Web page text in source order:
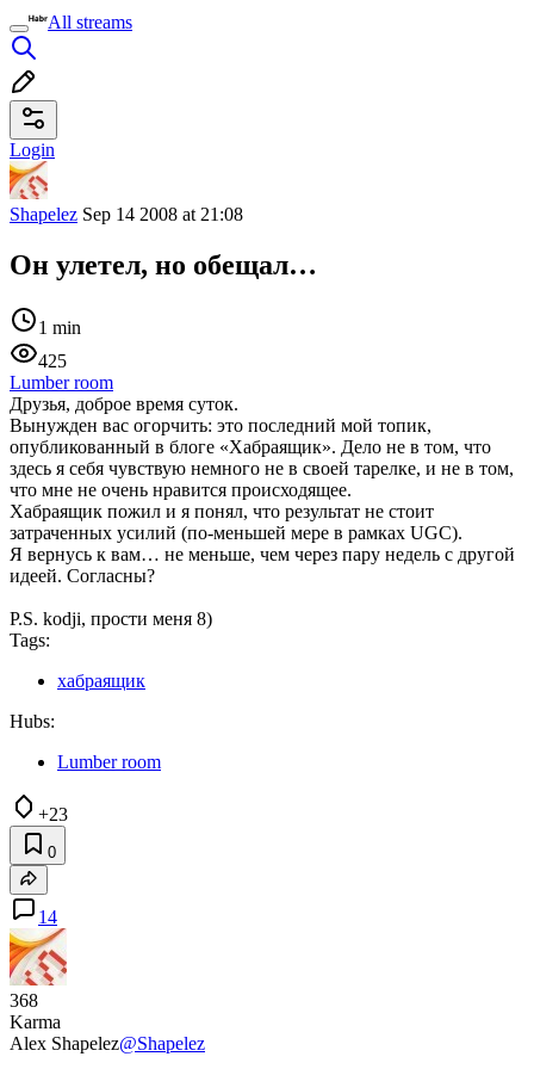
All streams
Login
Shapelez Sep 14 2008 at 21:08
Он улетел, но обещал…
1 min
425
Lumber room
Друзья, доброе время суток.
Вынужден вас огорчить: это последний мой топик,
опубликованный в блоге «Хабраящик». Дело не в том, что
здесь я себя чувствую немного не в своей тарелке, и не в том,
что мне не очень нравится происходящее.
Хабраящик пожил и я понял, что результат не стоит
затраченных усилий (по-меньшей мере в рамках UGC).
Я вернусь к вам… не меньше, чем через пару недель с другой
идеей. Согласны?
P.S. kodji, прости меня 8)
Tags:
хабраящик
Hubs:
Lumber room
+23
0
14
368
Karma
Alex Shapelez@Shapelez